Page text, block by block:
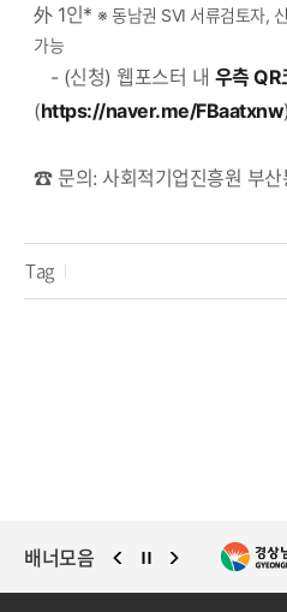
外 1인* ※ 동남권 SVI 서류검토자,
가능
- (신청) 웹포스터 내 우측 QR
(https://naver.me/FBaatxnw)
☎ 문의: 사회적기업진흥원 부산
Tag
배너모음